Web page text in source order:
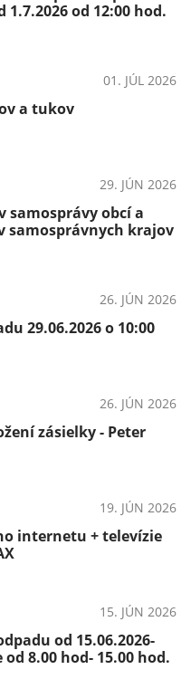
1.7.2026 od 12:00 hod.
01. JÚL 2026
a tukov
29. JÚN 2026
samosprávy obcí a
samosprávnych krajov
26. JÚN 2026
29.06.2026 o 10:00
26. JÚN 2026
zásielky - Peter
19. JÚN 2026
internetu + televízie
15. JÚN 2026
od 15.06.2026-
od 8.00 hod- 15.00 hod.